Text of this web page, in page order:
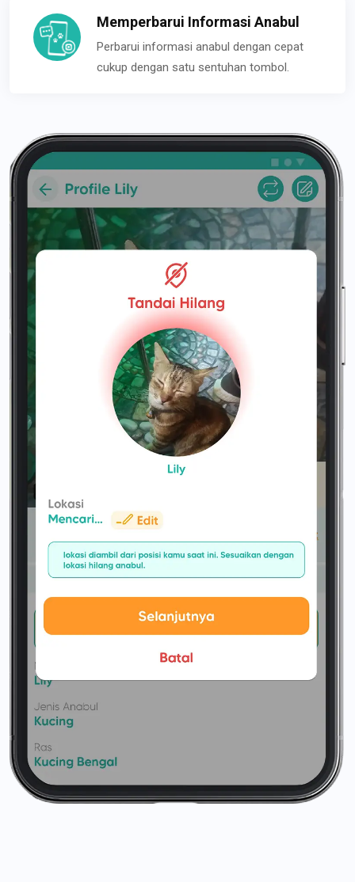
Memperbarui Informasi Anabul
Perbarui informasi anabul dengan cepat
cukup dengan satu sentuhan tombol.